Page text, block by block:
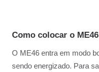
Como colocar o
O ME46 entra em modo
sendo energizado. Para